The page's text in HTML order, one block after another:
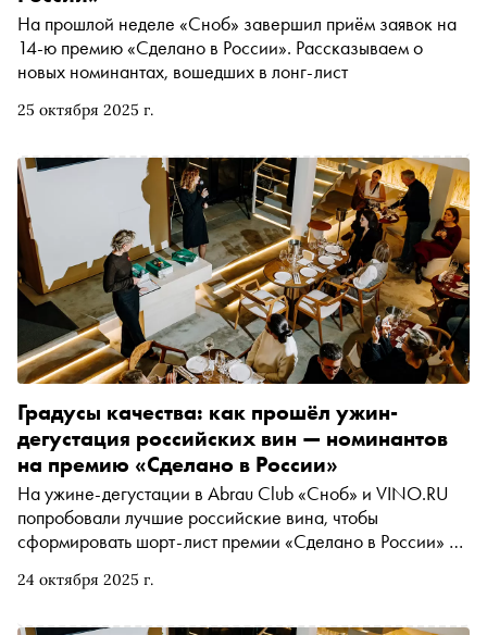
25 октября 2025 г.
На прошлой неделе «Сноб» завершил приём заявок на
14-ю премию «Сделано в России». Рассказываем о
новых номинантах, вошедших в лонг-лист
24 октября 2025 г.
Градусы качества: как прошёл ужин-
дегустация российских вин — номинантов
на премию «Сделано в России»
На ужине-дегустации в Abrau Club «Сноб» и VINO.RU
попробовали лучшие российские вина, чтобы
сформировать шорт-лист премии «Сделано в России» в
всех остальных номинациях выберут читатели —